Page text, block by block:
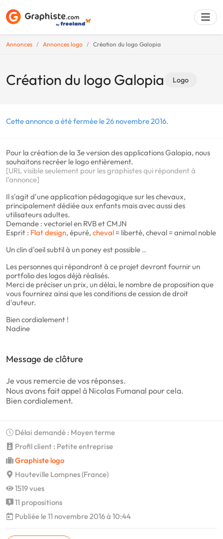
Annonces Annonces logo Création du logo Galopia
Création du logo Galopia Logo
Cette annonce a été fermée le 26 novembre 2016.
Pour la création de la 3e version des applications Galopia, nous
souhaitons recréer le logo entièrement.
[URL visible seulement pour les graphistes qui répondent à
l'annonce]
Il s'agit d'une application pédagogique sur les chevaux,
principalement dédiée aux enfants mais avec aussi des
utilisateurs adultes.
Demande : vectoriel en RVB et CMJN
Esprit : Flat design, épuré, cheval = liberté, cheval = animal noble
Un clin d'oeil subtil à un poney est possible ..
Les personnes qui répondront à ce projet devront fournir un
portfolio des logos déjà réalisés.
Merci de préciser un prix, un délai, le nombre de proposition que
vous fournirez ainsi que les conditions de cession de droit
d'auteur.
Bien cordialement !
Nadine
Message de clôture
Je vous remercie de vos réponses.
Nous avons fait appel à Nicolas Fumanal pour cela.
Bien cordialement.
Délai demandé : Moyen terme
Profil client : Petite entreprise
Graphiste logo
Hauteville Lompnes (France)
1519 vues
11 propositions
Publiée le 11 novembre 2016 à 10:44